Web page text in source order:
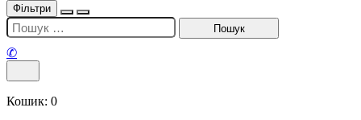
Фільтри
✆
Кошик: 0